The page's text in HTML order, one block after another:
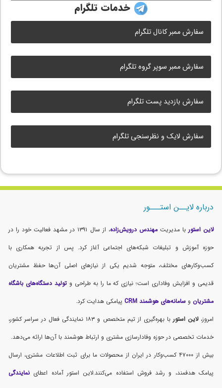
خدمات تلگرام
سفارش ممبر کانال تلگرام
سفارش ممبر سوپر گروه تلگرام
سفارش بازدید پست تلگرام
سفارش لایک و نظرسنجی تلگرام